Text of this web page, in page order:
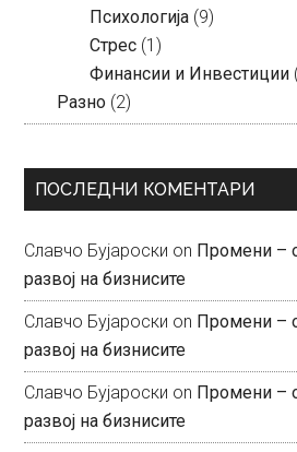
Психологија (9)
Стрес (1)
Финансии и Инвестиции
Разно (2)
ПОСЛЕДНИ КОМЕНТАРИ
Славчо Бујароски on Промени –
развој на бизнисите
Славчо Бујароски on Промени –
развој на бизнисите
Славчо Бујароски on Промени –
развој на бизнисите